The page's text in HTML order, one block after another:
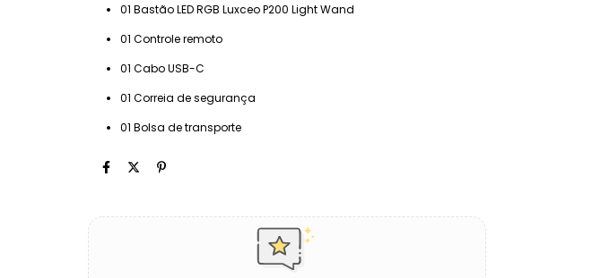
01 Bastão LED RGB Luxceo P200 Light Wand
01 Controle remoto
01 Cabo USB-C
01 Correia de segurança
01 Bolsa de transporte